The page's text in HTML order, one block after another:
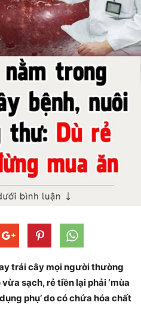
trái cây mọi người thường
sạch, rẻ tiền lại phải ‘mùa
phụ’ do có chứa hóa chất